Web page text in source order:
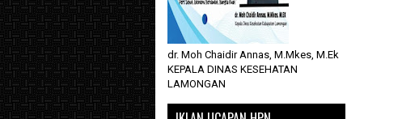
dr. Moh Chaidir Annas, M.Mkes, M.Ek
KEPALA DINAS KESEHATAN
LAMONGAN